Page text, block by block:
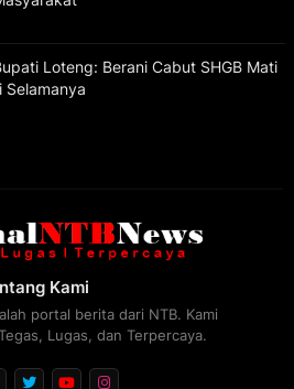
Loteng: Berani Cabut SHGB Mati
Selamanya
Kami
portal berita dari NTB. Kami
Lugas, dan Terpercaya.